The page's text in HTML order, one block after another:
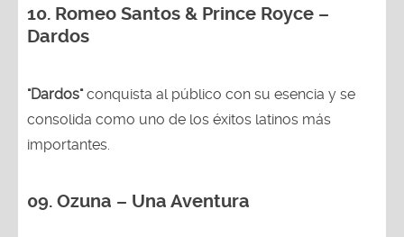
10. Romeo Santos & Prince Royce –
Dardos
"Dardos"conquista al público con su esencia y se
consolida como uno de los éxitos latinos más
importantes.
09. Ozuna – Una Aventura